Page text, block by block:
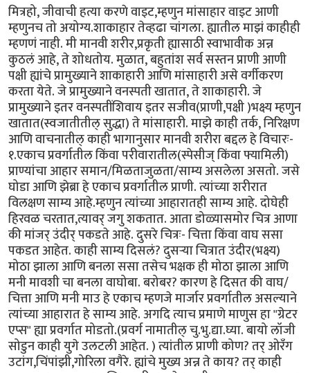
मित्रहो, जीवाची हत्या करणे वाइट,म्हणुन मांसाहार वाइट आणी
म्हणुनच तो अयोग्य.शाकाहार तेव्हढा चांगला. ह्यातील माझं काहीही
म्हणणं नाही. मी मानवी शरीर,प्रकृती ह्यासाठी स्वाभावीक अन्न
कुठलं आहे, ते शोधतोय. मुळात, बहुतांश सर्व सस्तन प्राणी आणी
पक्षी ह्यांचे प्रामुख्याने शाकाहारी आणि मांसाहारी असे वर्गीकरण
करता येते. जे प्रामुख्याने वनस्पती खातात, ते शाकाहारी. जे
प्रामुख्याने इतर वनस्पतींशिवाय इतर सजीव(प्राणी,पक्षी )भक्ष्य म्हणुन
खातात(स्वजातीतील् सुद्धा) ते मांसाहारी. माझे काही तर्क, निरिक्षण
आणि वाचनातील् काही भागानुसार मानवी शरीरा बद्दल हे विचारः-
१.एकाच प्रवर्गातील किंवा परीवारातील(स्पेसीज् किंवा फ्यामिली)
प्राण्यांचा आहार समान/मिळताजुळता/साम्य असलेला असतो. जसे
घोडा आणि झेब्रा हे एकाच प्रवर्गातील प्राणी. त्यांच्या शरीरात
विलक्षण साम्य आहे.म्हणुन त्यांच्या आहारातही साम्य आहे. दोघेही
हिरवळ चरतात,त्यावर् जगु शकतात. आता डोळ्यासमोर चित्र आणा
की मांजर् उंदीर् पकडते आहे. दुसरे चित्रः- चित्ता किंवा वाघ ससा
पकडत आहेत. काही साम्य दिसलं? दुसर्‍या चित्रात उंदीर(भक्ष्य)
मोठा झाला आणि बनला ससा तसेच भक्षक ही मोठा झाला आणि
मनी मावशी चा बनला वाघोबा. बरोबर? कारण हे दिसत की वाघ/
चित्ता आणि मनी माउ हे एकाच म्हणजे मार्जार प्रवर्गातील असल्याने
त्यांच्या आहारात हे साम्य आहे. अगदि त्याच प्रमाणे माणुस हा "ग्रेटर
एप्स" ह्या प्रवर्गात मोडतो.(प्रवर्ग नामातील् चु.भु.द्या.घ्या. बायो लॉजी
सोडुन काही युगे उलटली आहेत. ) त्यांतील प्राणी कोण? तर् ओरँग
उटांग,चिंपांझी,गोरिला वगैरे. ह्यांचे मुख्य अन्न ते काय? तर् काही